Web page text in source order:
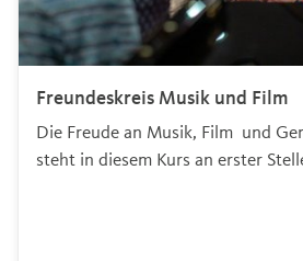
Freundeskreis Musik und Film
Die Freude an Musik, Film und
steht in diesem Kurs an erster